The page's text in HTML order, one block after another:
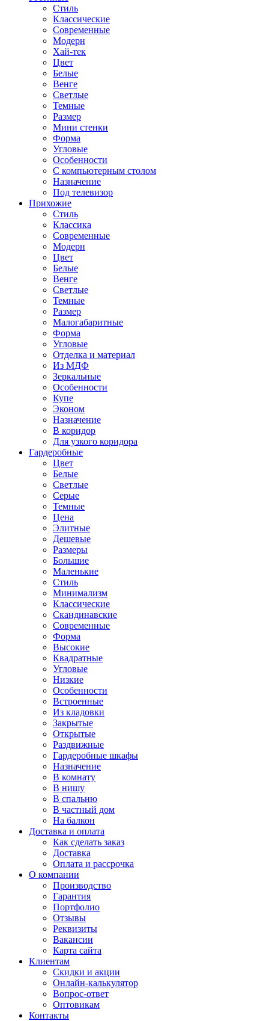
Стиль
Классические
Современные
Модерн
Хай-тек
Цвет
Белые
Венге
Светлые
Темные
Размер
Мини стенки
Форма
Угловые
Особенности
С компьютерным столом
Назначение
Под телевизор
Прихожие
Стиль
Классика
Современные
Модерн
Цвет
Белые
Венге
Светлые
Темные
Размер
Малогабаритные
Форма
Угловые
Отделка и материал
Из МДФ
Зеркальные
Особенности
Купе
Эконом
Назначение
В коридор
Для узкого коридора
Гардеробные
Цвет
Белые
Светлые
Серые
Темные
Цена
Элитные
Дешевые
Размеры
Большие
Маленькие
Стиль
Минимализм
Классические
Скандинавские
Современные
Форма
Высокие
Квадратные
Угловые
Низкие
Особенности
Встроенные
Из кладовки
Закрытые
Открытые
Раздвижные
Гардеробные шкафы
Назначение
В комнату
В нишу
В спальню
В частный дом
На балкон
Доставка и оплата
Как сделать заказ
Доставка
Оплата и рассрочка
О компании
Производство
Гарантия
Портфолио
Отзывы
Реквизиты
Вакансии
Карта сайта
Клиентам
Скидки и акции
Онлайн-калькулятор
Вопрос-ответ
Оптовикам
Контакты